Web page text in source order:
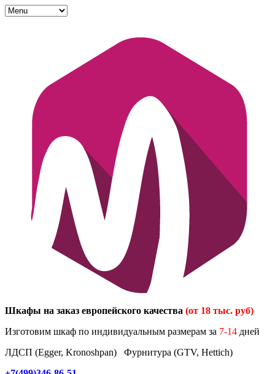
Шкафы на заказ европейского качества (от 18 тыс. руб)
Изготовим шкаф по индивидуальным размерам за 7-14 дней
ЛДСП (Egger, Kronoshpan) Фурнитура (GTV, Hettich)